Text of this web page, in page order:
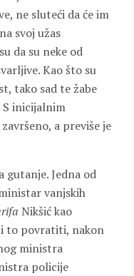
ne sluteći da će im
svoj užas
da su neke od
Kao što su
tako sad te žabe
S inicijalnim
a previše je
gutanje. Jedna od
vanjskih
Nikšić kao
i to povratiti, nakon
ministra
policije